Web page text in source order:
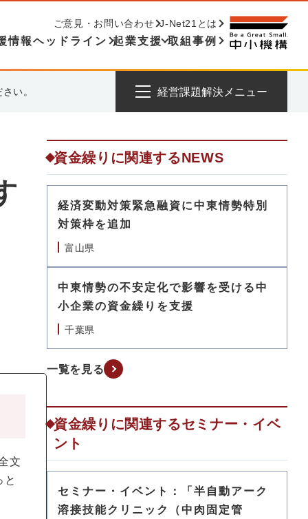
情報ヘッドライン 起業支援 取組事例
ご意見・お問い合わせ J-Net21とは
い。 経営課題解決メニュー
文
と
資金繰りに関連するNEWS
経済変動対策緊急融資に中東情勢特別
対策枠を追加
富山県
中東情勢の不安定化で影響を受ける中
小企業の資金繰りを支援
千葉県
一覧を見る
資金繰りに関連するセミナー・イベ
ント
セミナー・イベント：「半自動アーク
溶接技能クリニック（中肉固定管